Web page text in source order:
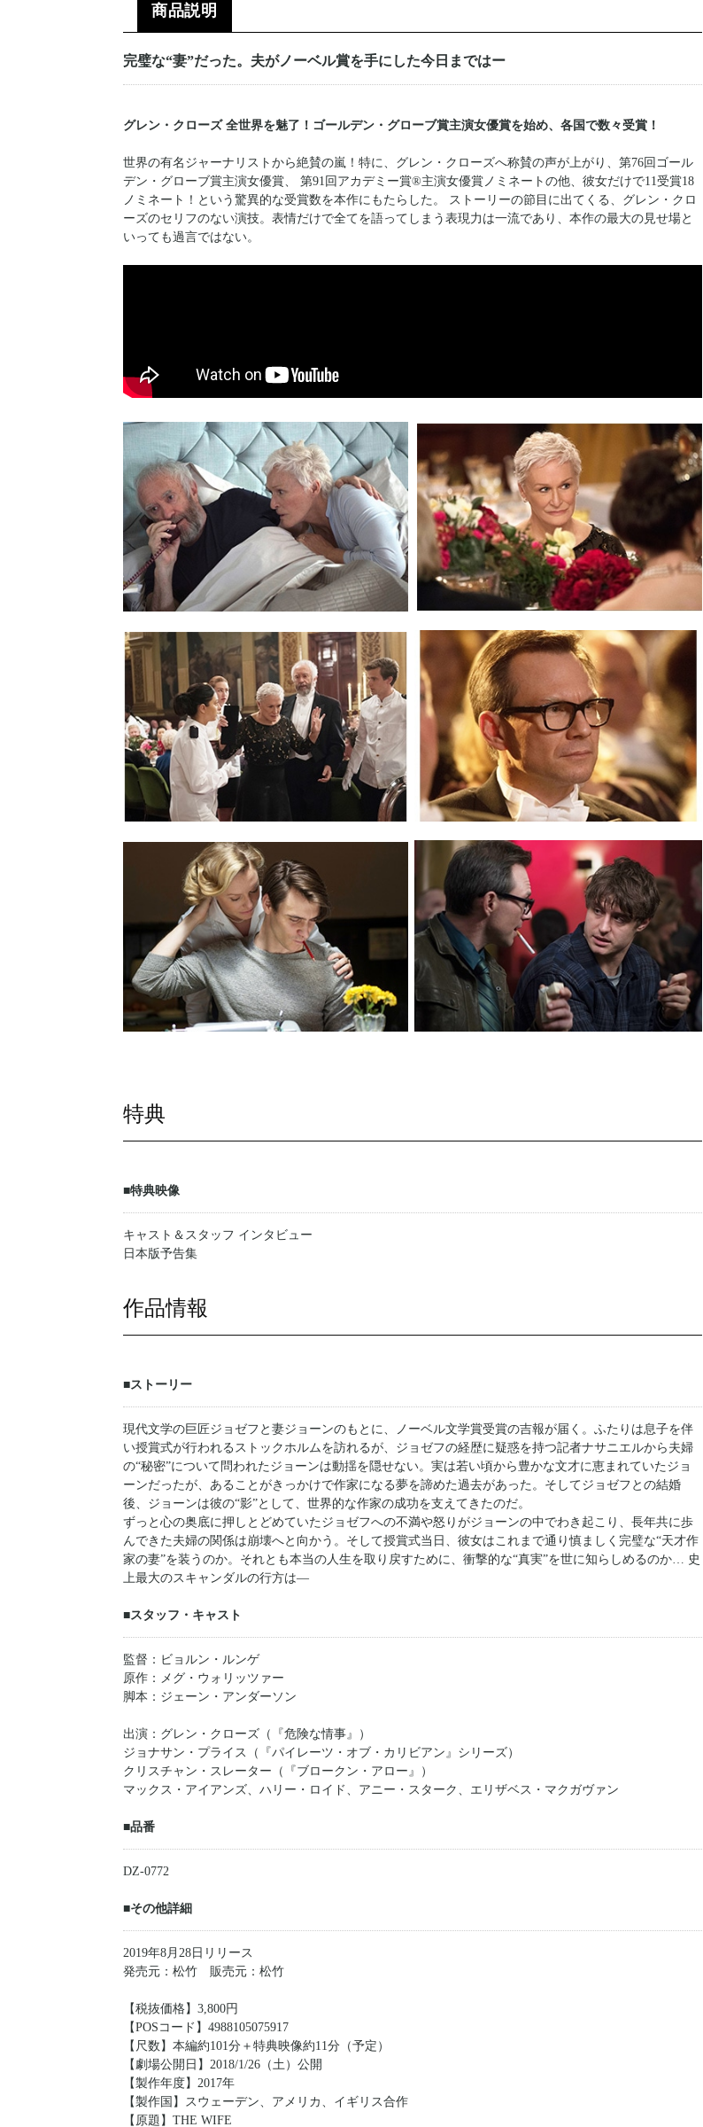
商品説明
完璧な“妻”だった。夫がノーベル賞を手にした今日まではー
グレン・クローズ 全世界を魅了！ゴールデン・グローブ賞主演女優賞を始め、各国で数々受賞！
世界の有名ジャーナリストから絶賛の嵐！特に、グレン・クローズへ称賛の声が上がり、第76回ゴール
デン・グローブ賞主演女優賞、 第91回アカデミー賞®主演女優賞ノミネートの他、彼女だけで11受賞18
ノミネート！という驚異的な受賞数を本作にもたらした。 ストーリーの節目に出てくる、グレン・クロ
ーズのセリフのない演技。表情だけで全てを語ってしまう表現力は一流であり、本作の最大の見せ場と
いっても過言ではない。
特典
■特典映像
キャスト＆スタッフ インタビュー
日本版予告集
作品情報
■ストーリー
現代文学の巨匠ジョゼフと妻ジョーンのもとに、ノーベル文学賞受賞の吉報が届く。ふたりは息子を伴
い授賞式が行われるストックホルムを訪れるが、ジョゼフの経歴に疑惑を持つ記者ナサニエルから夫婦
の“秘密”について問われたジョーンは動揺を隠せない。実は若い頃から豊かな文才に恵まれていたジョ
ーンだったが、あることがきっかけで作家になる夢を諦めた過去があった。そしてジョゼフとの結婚
後、ジョーンは彼の“影”として、世界的な作家の成功を支えてきたのだ。
ずっと心の奥底に押しとどめていたジョゼフへの不満や怒りがジョーンの中でわき起こり、長年共に歩
んできた夫婦の関係は崩壊へと向かう。そして授賞式当日、彼女はこれまで通り慎ましく完璧な“天才作
家の妻”を装うのか。それとも本当の人生を取り戻すために、衝撃的な“真実”を世に知らしめるのか… 史
上最大のスキャンダルの行方は―
■スタッフ・キャスト
監督：ビョルン・ルンゲ
原作：メグ・ウォリッツァー
脚本：ジェーン・アンダーソン
出演：グレン・クローズ（『危険な情事』）
ジョナサン・プライス（『パイレーツ・オブ・カリビアン』シリーズ）
クリスチャン・スレーター（『ブロークン・アロー』）
マックス・アイアンズ、ハリー・ロイド、アニー・スターク、エリザベス・マクガヴァン
■品番
DZ-0772
■その他詳細
2019年8月28日リリース
発売元：松竹 販売元：松竹
【税抜価格】3,800円
【POSコード】4988105075917
【尺数】本編約101分＋特典映像約11分（予定）
【劇場公開日】2018/1/26（土）公開
【製作年度】2017年
【製作国】スウェーデン、アメリカ、イギリス合作
【原題】THE WIFE